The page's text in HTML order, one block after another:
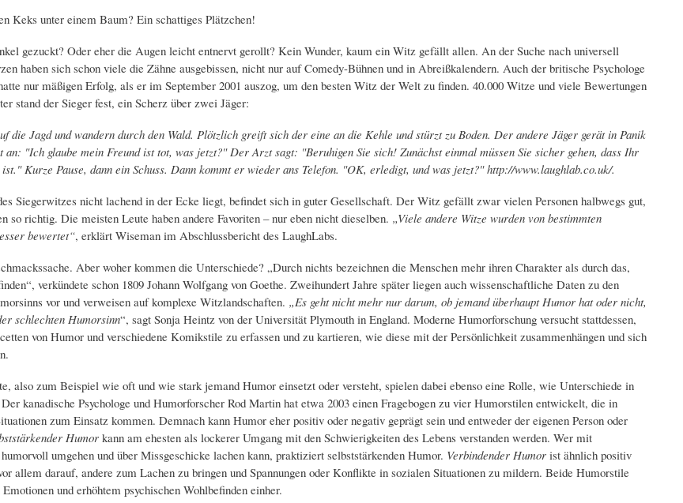
Keks unter einem Baum? Ein schattiges Plätzchen!
gezuckt? Oder eher die Augen leicht entnervt gerollt? Kein Wunder, kaum ein Witz gefällt allen. An der Suche nach universell
haben sich schon viele die Zähne ausgebissen, nicht nur auf Comedy-Bühnen und in Abreißkalendern. Auch der britische Psychologe
nur mäßigen Erfolg, als er im September 2001 auszog, um den besten Witz der Welt zu finden. 40.000 Witze und viele Bewertungen
stand der Sieger fest, ein Scherz über zwei Jäger:
die Jagd und wandern durch den Wald. Plötzlich greift sich der eine an die Kehle und stürzt zu Boden. Der andere Jäger gerät in Panik
an: "Ich glaube mein Freund ist tot, was jetzt?" Der Arzt sagt: "Beruhigen Sie sich! Zunächst einmal müssen Sie sicher gehen, dass Ihr
Kurze Pause, dann ein Schuss. Dann kommt er wieder ans Telefon. "OK, erledigt, und was jetzt?" http://www.laughlab.co.uk/.
Siegerwitzes nicht lachend in der Ecke liegt, befindet sich in guter Gesellschaft. Der Witz gefällt zwar vielen Personen halbwegs gut,
so richtig. Die meisten Leute haben andere Favoriten – nur eben nicht dieselben. „Viele andere Witze wurden von bestimmten
bewertet“, erklärt Wiseman im Abschlussbericht des LaughLabs.
Aber woher kommen die Unterschiede? „Durch nichts bezeichnen die Menschen mehr ihren Charakter als durch das,
verkündete schon 1809 Johann Wolfgang von Goethe. Zweihundert Jahre später liegen auch wissenschaftliche Daten zu den
vor und verweisen auf komplexe Witzlandschaften. „Es geht nicht mehr nur darum, ob jemand überhaupt Humor hat oder nicht,
schlechten Humorsinn“, sagt Sonja Heintz von der Universität Plymouth in England. Moderne Humorforschung versucht stattdessen,
von Humor und verschiedene Komikstile zu erfassen und zu kartieren, wie diese mit der Persönlichkeit zusammenhängen und sich
also zum Beispiel wie oft und wie stark jemand Humor einsetzt oder versteht, spielen dabei ebenso eine Rolle, wie Unterschiede in
kanadische Psychologe und Humorforscher Rod Martin hat etwa 2003 einen Fragebogen zu vier Humorstilen entwickelt, die in
zum Einsatz kommen. Demnach kann Humor eher positiv oder negativ geprägt sein und entweder der eigenen Person oder
Humor kann am ehesten als lockerer Umgang mit den Schwierigkeiten des Lebens verstanden werden. Wer mit
umgehen und über Missgeschicke lachen kann, praktiziert selbststärkenden Humor. Verbindender Humorist ähnlich positiv
allem darauf, andere zum Lachen zu bringen und Spannungen oder Konflikte in sozialen Situationen zu mildern. Beide Humorstile
und erhöhtem psychischen Wohlbefinden einher.